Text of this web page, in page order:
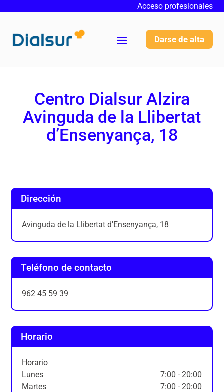
Acceso profesionales
Darse de alta
Centro Dialsur Alzira
Avinguda de la Llibertat
d’Ensenyança, 18
Dirección
Avinguda de la Llibertat d'Ensenyança, 18
Teléfono de contacto
962 45 59 39
Horario
Horario
Lunes
7:00 - 20:00
Martes
7:00 - 20:00